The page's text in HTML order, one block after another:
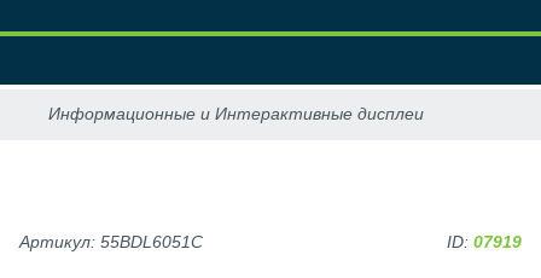
Артикул: 55BDL6051C ID: 07919